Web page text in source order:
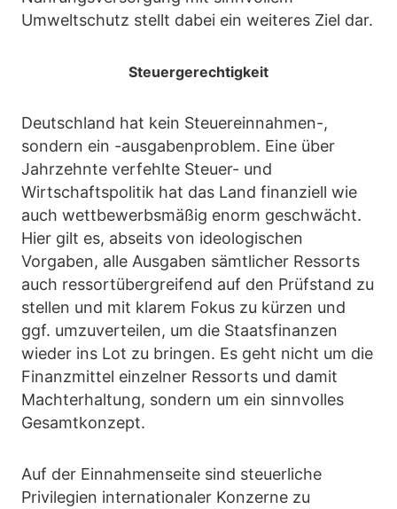
Umweltschutz stellt dabei ein weiteres Ziel dar.
Steuergerechtigkeit
Deutschland hat kein Steuereinnahmen-,
sondern ein -ausgabenproblem. Eine über
Jahrzehnte verfehlte Steuer- und
Wirtschaftspolitik hat das Land finanziell wie
auch wettbewerbsmäßig enorm geschwächt.
Hier gilt es, abseits von ideologischen
Vorgaben, alle Ausgaben sämtlicher Ressorts
auch ressortübergreifend auf den Prüfstand zu
stellen und mit klarem Fokus zu kürzen und
ggf. umzuverteilen, um die Staatsfinanzen
wieder ins Lot zu bringen. Es geht nicht um die
Finanzmittel einzelner Ressorts und damit
Machterhaltung, sondern um ein sinnvolles
Gesamtkonzept.
Auf der Einnahmenseite sind steuerliche
Privilegien internationaler Konzerne zu